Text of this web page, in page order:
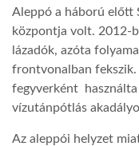
Aleppó a háború előtt
központja volt. 2012-
lázadók, azóta
frontvonalban
fegyverként használta
vízutánpótlás
Az aleppói helyzet